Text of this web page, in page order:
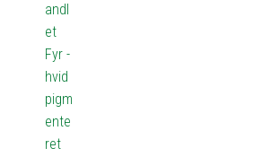
andl
et
Fyr -
hvid
pigm
ente
ret